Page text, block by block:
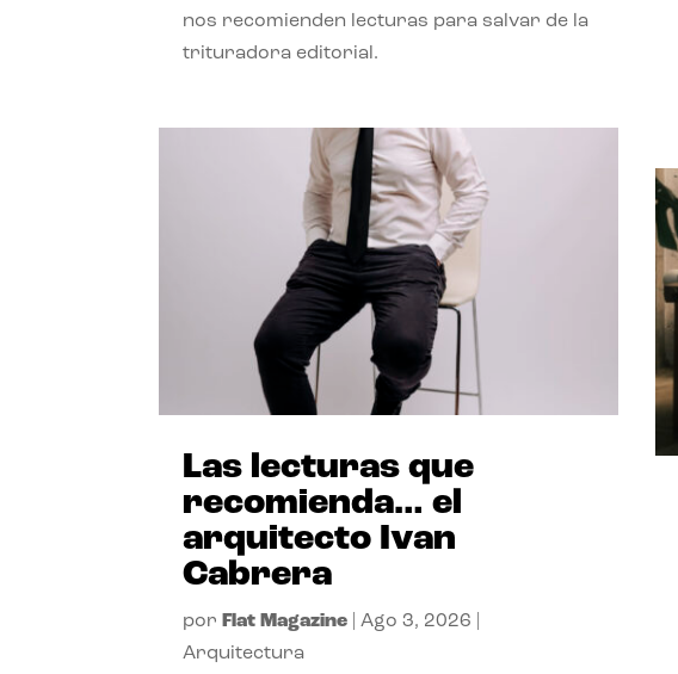
nos recomienden lecturas para salvar de la
trituradora editorial.
Las lecturas que
recomienda… el
arquitecto Ivan
Cabrera
por Flat Magazine |Ago 3, 2026
Arquitectura